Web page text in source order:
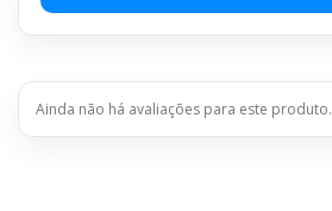
Ainda não há avaliações para este produto.